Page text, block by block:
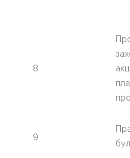
8
9